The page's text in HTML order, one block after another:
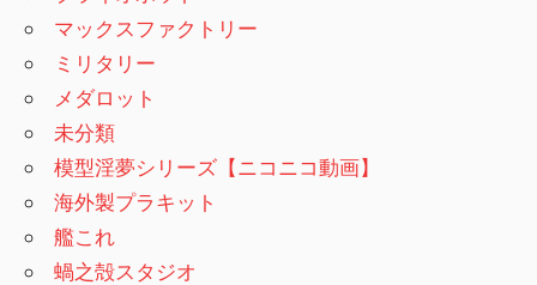
マックスファクトリー
ミリタリー
メダロット
未分類
模型淫夢シリーズ【ニコニコ動画】
海外製プラキット
艦これ
蝸之殻スタジオ